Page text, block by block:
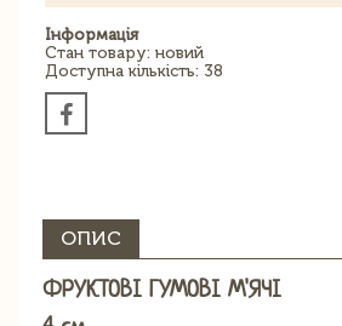
Інформація
Стан товару: новий
Доступна кількість: 38
ОПИС
ФРУКТОВІ ГУМОВІ М'ЯЧІ